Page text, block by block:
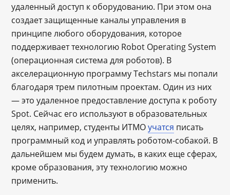
удаленный доступ к оборудованию. При этом она
создает защищенные каналы управления в
принципе любого оборудования, которое
поддерживает технологию Robot Operating System
(операционная система для роботов). В
акселерационную программу Techstars мы попали
благодаря трем пилотным проектам. Один из них
— это удаленное предоставление доступа к роботу
Spot. Сейчас его используют в образовательных
целях, например, студенты ИТМОучатся писать
программный код и управлять роботом-собакой. В
дальнейшем мы будем думать, в каких еще сферах,
кроме образования, эту технологию можно
применить.